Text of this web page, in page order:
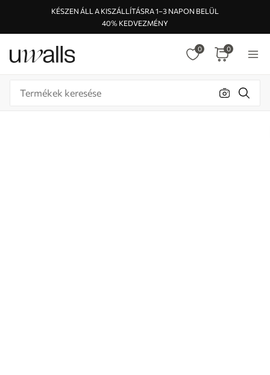
KÉSZEN ÁLL A KISZÁLLÍTÁSRA 1–3 NAPON BELÜL
40% KEDVEZMÉNY
0 0